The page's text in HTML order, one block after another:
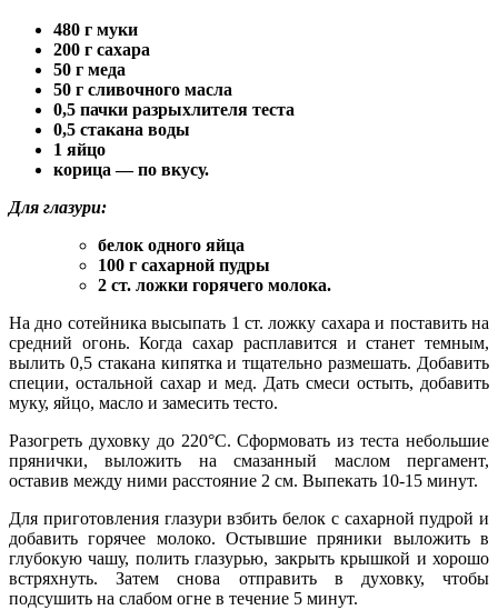
480 г муки
200 г сахара
50 г меда
50 г сливочного масла
0,5 пачки разрыхлителя теста
0,5 стакана воды
1 яйцо
корица — по вкусу.
Для глазури:
белок одного яйца
100 г сахарной пудры
2 ст. ложки горячего молока.
На дно сотейника высыпать 1 ст. ложку сахара и поставить на
средний огонь. Когда сахар расплавится и станет темным,
вылить 0,5 стакана кипятка и тщательно размешать. Добавить
специи, остальной сахар и мед. Дать смеси остыть, добавить
муку, яйцо, масло и замесить тесто.
Разогреть духовку до 220°С. Сформовать из теста небольшие
прянички, выложить на смазанный маслом пергамент,
оставив между ними расстояние 2 см. Выпекать 10-15 минут.
Для приготовления глазури взбить белок с сахарной пудрой и
добавить горячее молоко. Остывшие пряники выложить в
глубокую чашу, полить глазурью, закрыть крышкой и хорошо
встряхнуть. Затем снова отправить в духовку, чтобы
подсушить на слабом огне в течение 5 минут.